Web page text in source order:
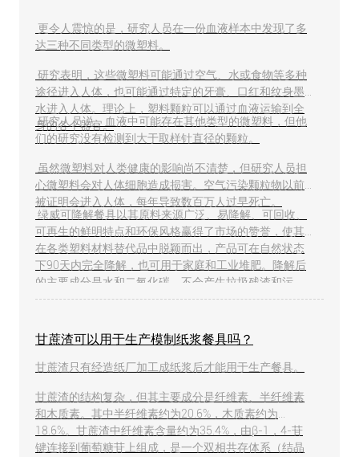
更令人震惊的是，研究人员在一份血液样本中发现了多
达三种不同类型的微塑料。
研究表明，这些微塑料可能通过空气、水或食物等多种
途径进入人体，也可能通过特定的牙膏、口红和纹身墨
水进入人体。理论上，塑料颗粒可以通过血液运输到全
身的各个器官。
研究人员说，血液中可能存在其他类型的微塑料，但他
们的研究没有检测到大于取样针直径的颗粒。
虽然微塑料对人类健康的影响尚不清楚，但研究人员担
心微塑料会对人体细胞造成损害。空气污染颗粒物以前
被证明会进入人体，每年导致数百万人过早死亡。
绿威可降解餐具以其原料来源广泛、易降解、可回收、
可再生的鲜明特点和环保风格赢得了市场的赞誉，使其
在各类塑料材料替代品中脱颖而出，产品可在自然状态
下90天内完全降解，也可用于家庭和工业堆肥。降解后
的主要成分是水和二氧化碳，不会产生垃圾残渣和污
染。
甘蔗渣可以用于生产模制纸浆餐具吗？
甘蔗渣只有经造纸厂加工成纸浆后才能用于生产餐具。
甘蔗渣的结构复杂，但其主要成分是纤维素、半纤维素
和木质素。其中半纤维素约为20.6%，木质素约为
18.6%。甘蔗渣中纤维素含量约为35.4%，由β-1，4-苷
键连接到葡萄糖苷上组成，是一个双相共存体系（结晶